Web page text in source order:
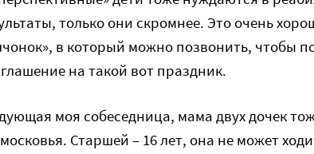
только они скромнее. Это очень
в который можно позвонить, чтобы
на такой вот праздник.
моя собеседница, мама двух дочек
Старшей – 16 лет, она не может